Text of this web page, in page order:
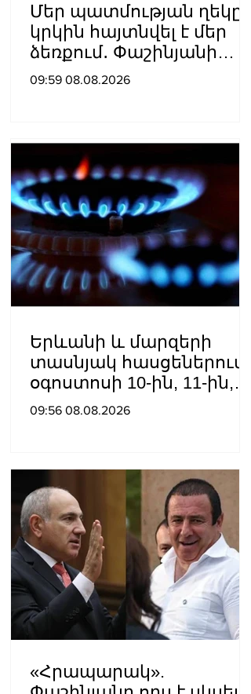
Մեր պատմության ղեկը
կրկին հայտնվել է մեր
ձեռքում․ Փաշինյանի
ուղերձն օգոստոսի 8-ի
09:59 08.08.2026
Երևանի և մարզերի
տասնյակ հասցեներում
օգոստոսի 10-ին, 11-ին,
12-ին և 13-ին գազ չի
09:56 08.08.2026
«Հրապարակ».